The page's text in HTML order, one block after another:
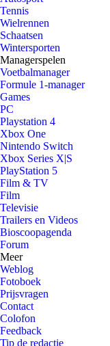
Tennis
Wielrennen
Schaatsen
Wintersporten
Managerspelen
Voetbalmanager
Formule 1-manager
Games
PC
Playstation 4
Xbox One
Nintendo Switch
Xbox Series X|S
PlayStation 5
Film & TV
Film
Televisie
Trailers en Videos
Bioscoopagenda
Forum
Meer
Weblog
Fotoboek
Prijsvragen
Contact
Colofon
Feedback
Tip de redactie